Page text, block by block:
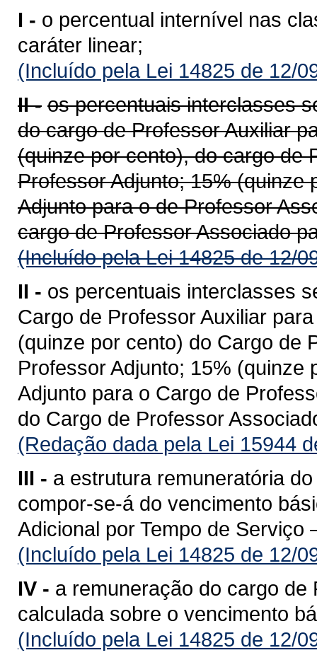
I - o percentual internível nas
caráter linear;
(Incluído pela Lei 14825 de 12/
II - os percentuais interclasses
do cargo de Professor Auxiliar
(quinze por cento), do cargo de
Professor Adjunto; 15% (quinze
Adjunto para o de Professor
cargo de Professor Associado
(Incluído pela Lei 14825 de 12/
II - os percentuais interclasses
Cargo de Professor Auxiliar
(quinze por cento) do Cargo de
Professor Adjunto; 15%
Adjunto para o Cargo de
do Cargo de Professor
(Redação dada pela Lei 15944
III - a estrutura remuneratória
compor-se-á do vencimento
Adicional por Tempo de Serviço
(Incluído pela Lei 14825 de 12/
IV - a remuneração do cargo
calculada sobre o vencimento
(Incluído pela Lei 14825 de 12/